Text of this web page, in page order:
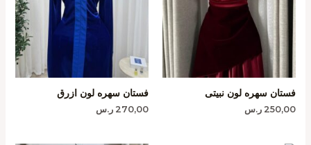
فستان سهره لون نبيتى
250,00 ر.س
فستان سهره لون ازرق
270,00 ر.س